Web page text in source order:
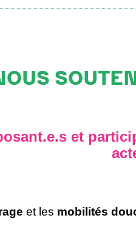
et
et les mobilités